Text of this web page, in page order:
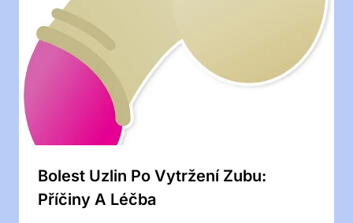
Bolest Uzlin Po Vytržení Zubu:
Příčiny A Léčba